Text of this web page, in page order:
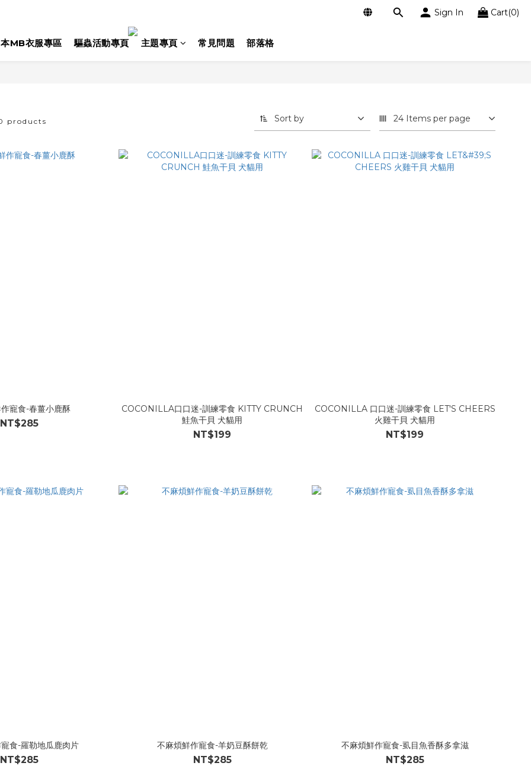
Sign In Cart(0)
MB衣服專區 驅蟲活動專頁 主題專頁 常見問題 部落格
products Sort by 24 Items per page
寵食-春薑小鹿酥
NT$285
COCONILLA口口迷-訓練零食 KITTY CRUNCH
鮭魚干貝 犬貓用
NT$199
COCONILLA 口口迷-訓練零食 LET'S CHEERS
火雞干貝 犬貓用
NT$199
食-羅勒地瓜鹿肉片
NT$285
不麻煩鮮作寵食-羊奶豆酥餅乾
NT$285
不麻煩鮮作寵食-虱目魚香酥多拿滋
NT$285